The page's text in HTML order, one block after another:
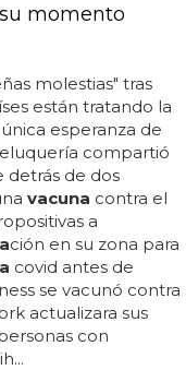
momento
molestias" tras
están tratando la
esperanza de
compartió
detrás de dos
vacuna contra el
a
ción en su zona para
covid antes de
se vacunó contra
actualizara sus
con